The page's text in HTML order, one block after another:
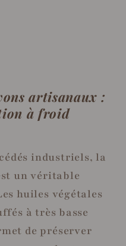
artisanaux :
à froid
industriels, la
un véritable
huiles végétales
à très basse
de préserver